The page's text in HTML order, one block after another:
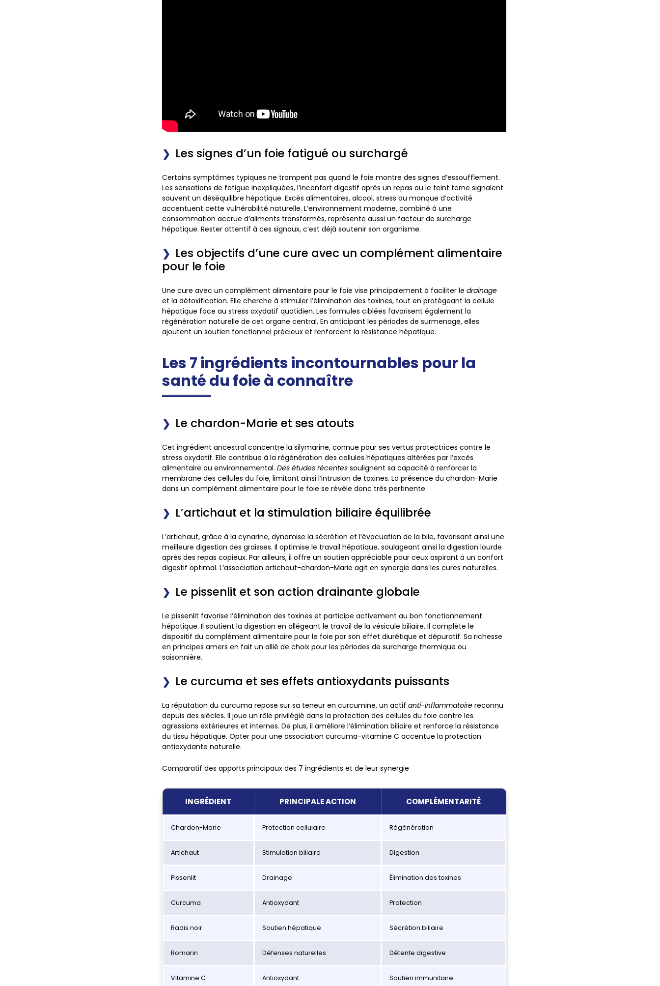
Les signes d’un foie fatigué ou surchargé
Certains symptômes typiques ne trompent pas quand le foie montre des signes d’essoufflement.
Les sensations de fatigue inexpliquées, l’inconfort digestif après un repas ou le teint terne signalent
souvent un déséquilibre hépatique.Excès alimentaires, alcool, stress ou manque d’activité
accentuent cette vulnérabilité naturelle. L’environnement moderne, combiné à une
consommation accrue d’aliments transformés, représente aussi un facteur de surcharge
hépatique. Rester attentif à ces signaux, c’est déjà soutenir son organisme.
Les objectifs d’une cure avec un complément alimentaire
pour le foie
Une cure avec un complément alimentaire pour le foie vise principalement à faciliter ledrainage
et la détoxification. Elle cherche à stimuler l’élimination des toxines, tout en protégeant la cellule
hépatique face au stress oxydatif quotidien. Les formules ciblées favorisent également la
régénération naturelle de cet organe central. En anticipant les périodes de surmenage, elles
ajoutent un soutien fonctionnel précieux et renforcent la résistance hépatique.
Les 7 ingrédients incontournables pour la
santé du foie à connaître
Le chardon-Marie et ses atouts
Cet ingrédient ancestral concentre lasilymarine, connue pour ses vertus protectrices contre le
stress oxydatif. Elle contribue à la régénération des cellules hépatiques altérées par l’excès
alimentaire ou environnemental.Des études récentes soulignent sa capacité à renforcer la
membrane des cellules du foie, limitant ainsi l’intrusion de toxines. La présence du chardon-Marie
dans un complément alimentaire pour le foie se révèle donc très pertinente.
L’artichaut et la stimulation biliaire équilibrée
L’artichaut, grâce à lacynarine, dynamise la sécrétion et l’évacuation de la bile, favorisant ainsi une
meilleure digestion des graisses. Il optimise le travail hépatique, soulageant ainsi la digestion lourde
après des repas copieux. Par ailleurs, il offre un soutien appréciable pour ceux aspirant à un confort
digestif optimal. L’association artichaut-chardon-Marie agit en synergie dans les cures naturelles.
Le pissenlit et son action drainante globale
Le pissenlit favorise l’élimination des toxines et participe activement au bon fonctionnement
hépatique. Ilsoutient la digestion en allégeant le travail de la vésicule biliaire. Il complète le
dispositif du complément alimentaire pour le foie par son effet diurétique et dépuratif. Sa richesse
en principes amers en fait un allié de choix pour les périodes de surcharge thermique ou
saisonnière.
Le curcuma et ses effets antioxydants puissants
La réputation du curcuma repose sur sa teneur en curcumine, un actifanti-inflammatoire reconnu
depuis des siècles. Il joue un rôle privilégié dans laprotection des cellules du foie contre les
agressions extérieures et internes. De plus, il améliore l’élimination biliaire et renforce la résistance
du tissu hépatique. Opter pour une association curcuma-vitamine C accentue la protection
antioxydante naturelle.
Comparatif des apports principaux des 7 ingrédients et de leur synergie
INGRÉDIENT PRINCIPALE ACTION COMPLÉMENTARITÉ
Chardon-Marie Protection cellulaire Régénération
Artichaut Stimulation biliaire Digestion
Pissenlit Drainage Élimination des toxines
Curcuma Antioxydant Protection
Radis noir Soutien hépatique Sécrétion biliaire
Romarin Défenses naturelles Détente digestive
Vitamine C Antioxydant Soutien immunitaire